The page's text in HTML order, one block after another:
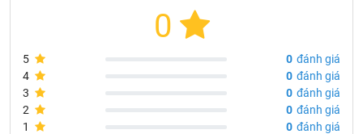
Phân phối chính thức tại siêu thị thiết bị vệ sinh
0
5 0 đánh giá
4
0 đánh giá
3
0 đánh giá
2
0 đánh giá
1
0 đánh giá